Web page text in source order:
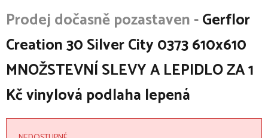
Gerflor
Creation 30 Silver City 0373 610x610
MNOŽSTEVNÍ SLEVY A LEPIDLO ZA 1
Kč vinylová podlaha lepená